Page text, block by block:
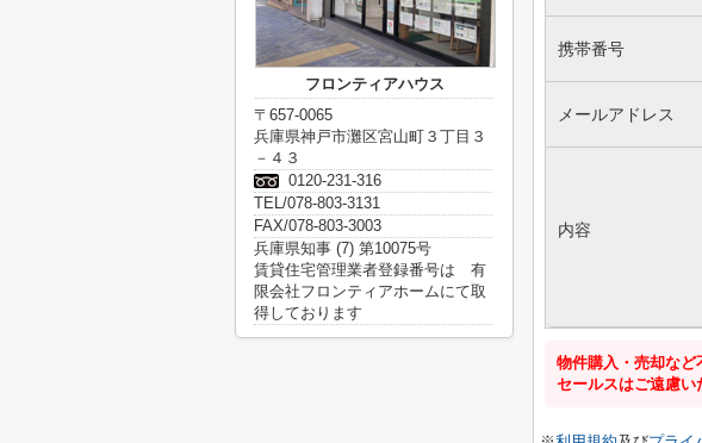
携帯番号
メールアドレス
内容
物件購入・売却など
セールスはご遠慮い
フロンティアハウス
〒657-0065
兵庫県神戸市灘区宮山町３丁目３
－４３
0120-231-316
TEL/078-803-3131
FAX/078-803-3003
兵庫県知事 (7) 第10075号
賃貸住宅管理業者登録番号は 有
限会社フロンティアホームにて取
得しております